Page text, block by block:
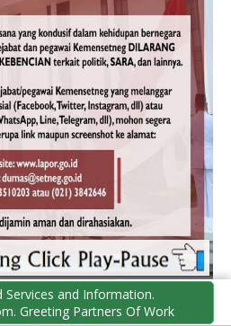
Services and Information.
Greeting Partners Of Work